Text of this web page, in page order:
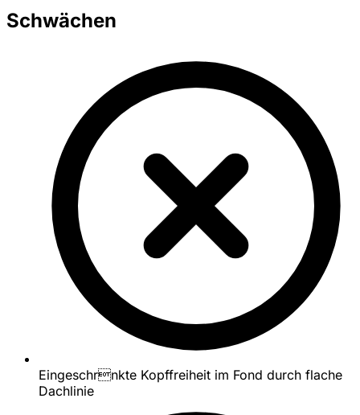
Schwächen
Eingeschrnkte Kopffreiheit im Fond durch flache
Dachlinie